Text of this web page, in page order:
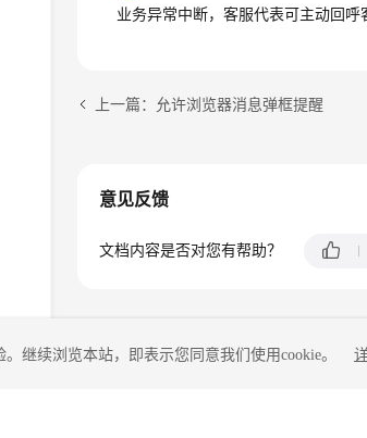
业务异常中断，客服代表可主动回呼
上一篇：允许浏览器消息弹框提醒
意见反馈
文档内容是否对您有帮助？
继续浏览本站，即表示您同意我们使用cookie。